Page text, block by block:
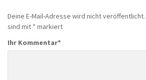
Deine E-Mail-Adresse wird nicht veröffentlicht.
sind mit * markiert
Ihr Kommentar*